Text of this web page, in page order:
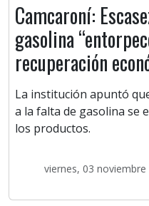
Camcaroní:
gasolina
recuperación
La institución apuntó
a la falta de gasolina se
los productos.
viernes, 03 noviembre